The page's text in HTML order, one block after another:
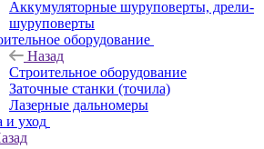
Аккумуляторные шуруповерты, дрели-
шуруповерты
оборудование
Назад
Строительное оборудование
Заточные станки (точила)
Лазерные дальномеры
и уход